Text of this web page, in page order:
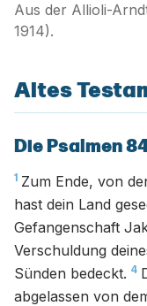
Aus der Allioli-
1914).
Altes
Die Psalmen
1 Zum Ende, von
hast dein Land
Gefangenschaft
Verschuldung
Sünden bedeckt. 4
abgelassen von